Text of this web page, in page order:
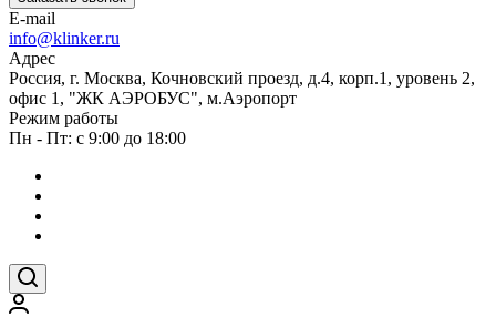
E-mail
info@klinker.ru
Адрес
Россия, г. Москва, Кочновский проезд, д.4, корп.1, уровень 2,
офис 1, "ЖК АЭРОБУС", м.Аэропорт
Режим работы
Пн - Пт: с 9:00 до 18:00